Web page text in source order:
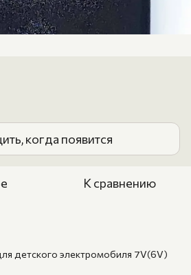
когда появится
К сравнению
детского электромобиля 7V(6V)